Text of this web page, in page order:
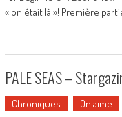
« on était là »! Première
PALE SEAS –
Chroniques On aime